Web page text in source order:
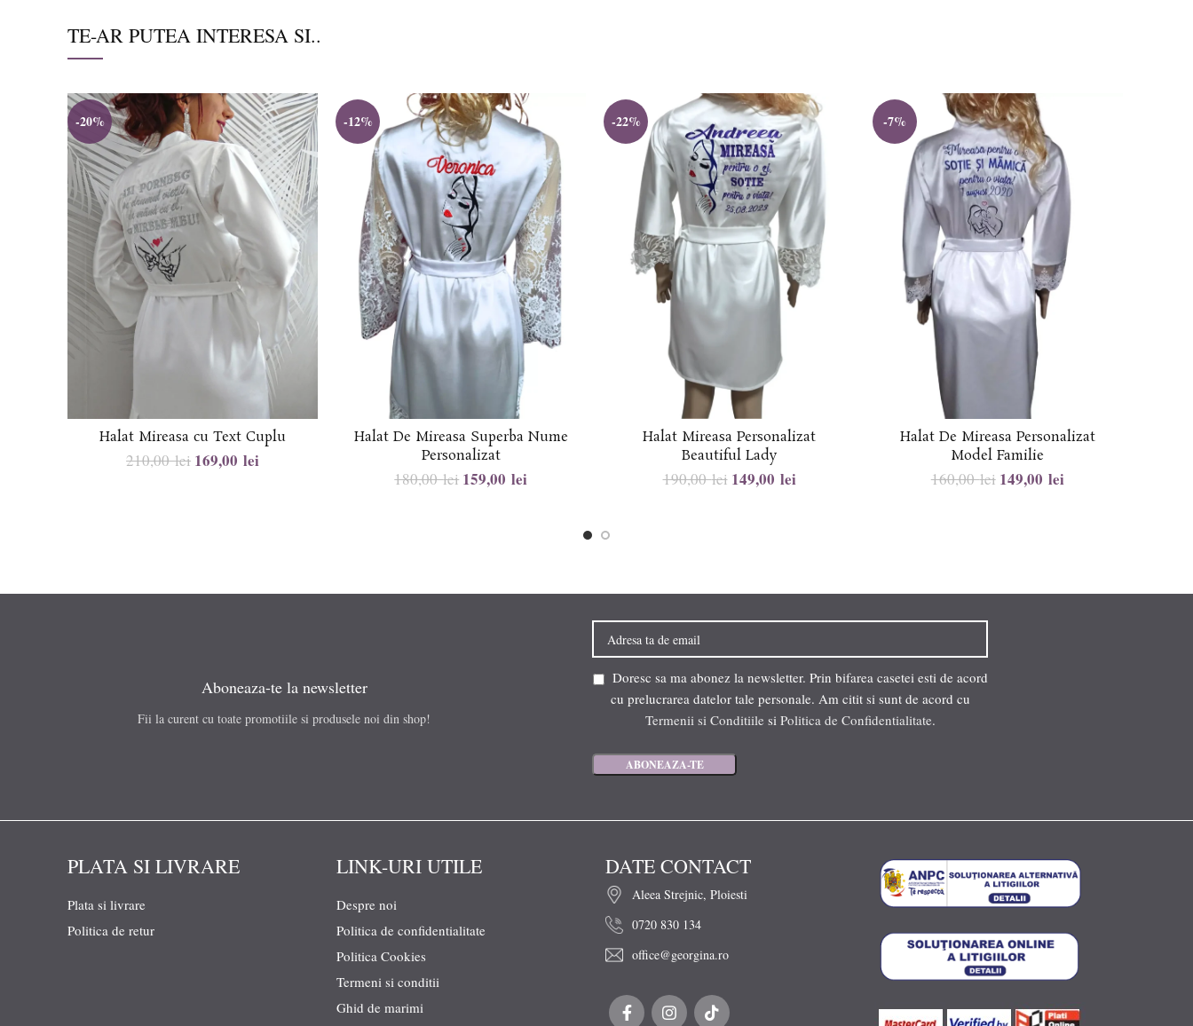
TE-AR PUTEA INTERESA SI..
-20%
Halat Mireasa cu Text Cuplu
210,00lei 169,00lei
-12%
Halat De Mireasa Superba Nume
Personalizat
180,00lei 159,00lei
-22%
Halat Mireasa Personalizat
Beautiful Lady
190,00lei 149,00 lei
-7%
Halat De Mireasa Personalizat
Model Familie
160,00lei 149,00 lei
Aboneaza-te la newsletter
Fii la curent cu toate promotiile si produsele noi din shop!
Doresc sa ma abonez la newsletter. Prin bifarea casetei esti de acord
cu prelucrarea datelor tale personale. Am citit si sunt de acord cu
Termenii si Conditiile si Politica de Confidentialitate.
PLATA SI LIVRARE
Plata si livrare
Politica de retur
LINK-URI UTILE
Despre noi
Politica de confidentialitate
Politica Cookies
Termeni si conditii
Ghid de marimi
DATE CONTACT
Aleea Strejnic, Ploiesti
0720 830 134
office@georgina.ro